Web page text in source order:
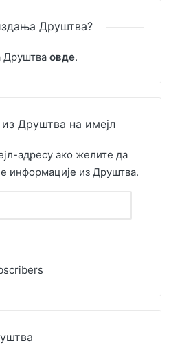
Друштва?
Друштва овде.
из Друштва на имејл
адресу ако желите да
информације из Друштва.